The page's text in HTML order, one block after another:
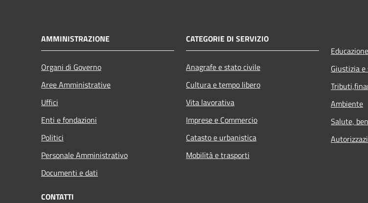
AMMINISTRAZIONE
Organi di Governo
Aree Amministrative
Uffici
Enti e fondazioni
Politici
Personale Amministrativo
Documenti e dati
CATEGORIE DI SERVIZIO
Anagrafe e stato civile
Cultura e tempo libero
Vita lavorativa
Imprese e Commercio
Catasto e urbanistica
Mobilità e trasporti
Giustizia
Ambiente
Salute,
CONTATTI